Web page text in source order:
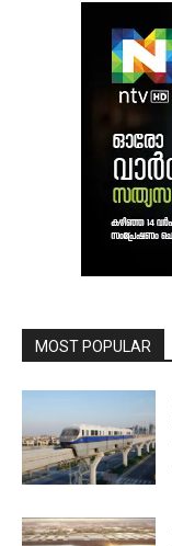
MOST POPULAR